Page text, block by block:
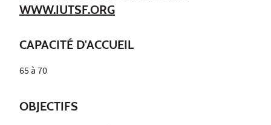
WWW.IUTSF.ORG
CAPACITÉ D'ACCUEIL
65 à 70
OBJECTIFS